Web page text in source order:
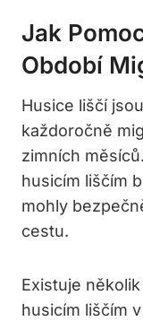
Jak
Období
Husice liščí
každoročně
zimních
husicím liščím
⁢mohly
cestu.
Existuje
husicím⁣ liščím